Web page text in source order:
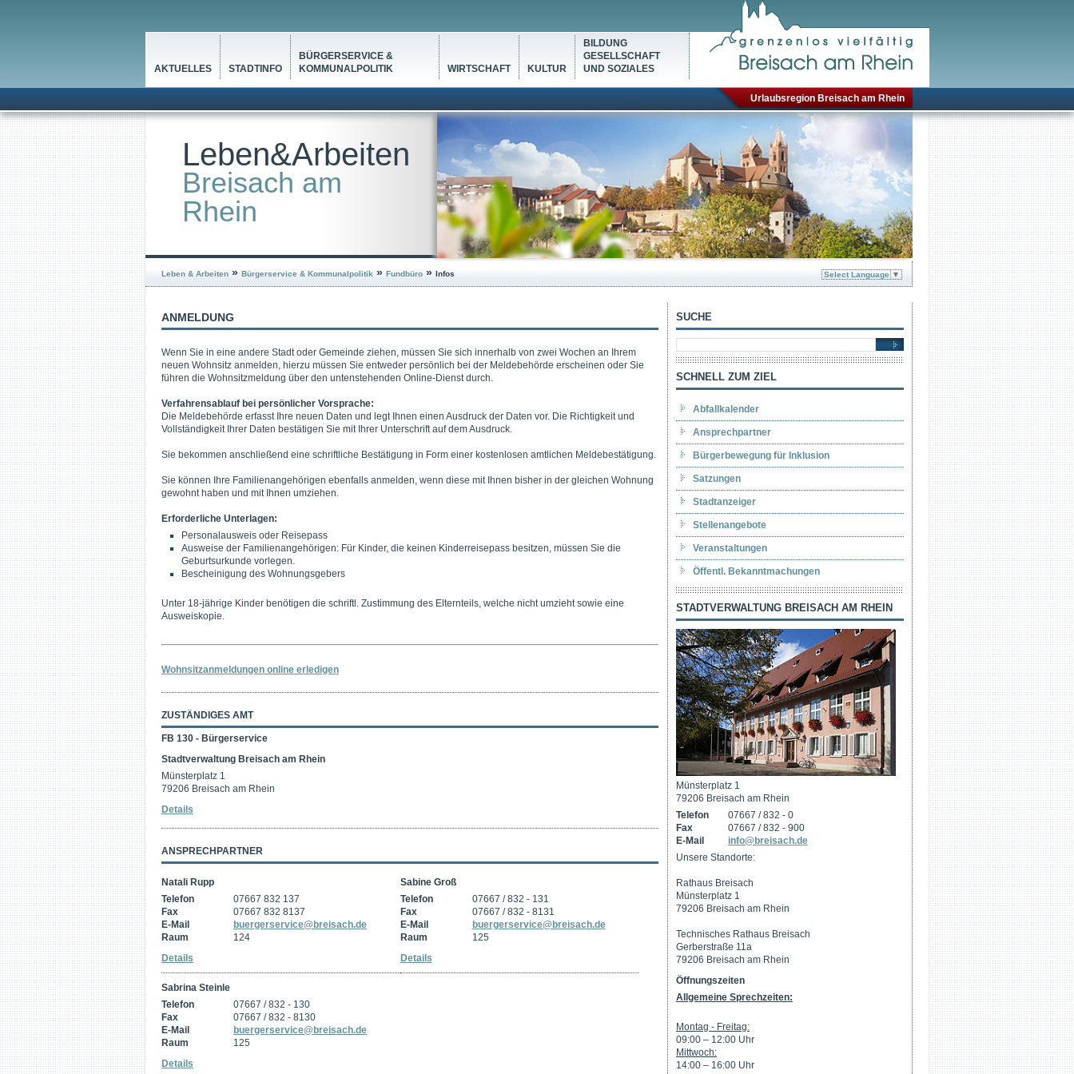
AKTUELLES STADTINFO
BÜRGERSERVICE &
KOMMUNALPOLITIK
WIRTSCHAFT KULTUR
BILDUNG
GESELLSCHAFT
UND SOZIALES
Urlaubsregion Breisach am Rhein
Leben&Arbeiten
Breisach am
Rhein
Leben & Arbeiten » Bürgerservice & Kommunalpolitik » Fundbüro » Infos Select Language ▼
ANMELDUNG
Wenn Sie in eine andere Stadt oder Gemeinde ziehen, müssen Sie sich innerhalb von zwei Wochen an Ihrem
neuen Wohnsitz anmelden, hierzu müssen Sie entweder persönlich bei der Meldebehörde erscheinen oder Sie
führen die Wohnsitzmeldung über den untenstehenden Online-Dienst durch.
Verfahrensablauf bei persönlicher Vorsprache:
Die Meldebehörde erfasst Ihre neuen Daten und legt Ihnen einen Ausdruck der Daten vor. Die Richtigkeit und
Vollständigkeit Ihrer Daten bestätigen Sie mit Ihrer Unterschrift auf dem Ausdruck.
Sie bekommen anschließend eine schriftliche Bestätigung in Form einer kostenlosen amtlichen Meldebestätigung.
Sie können Ihre Familienangehörigen ebenfalls anmelden, wenn diese mit Ihnen bisher in der gleichen Wohnung
gewohnt haben und mit Ihnen umziehen.
Erforderliche Unterlagen:
Personalausweis oder Reisepass
Ausweise der Familienangehörigen: Für Kinder, die keinen Kinderreisepass besitzen, müssen Sie die
Geburtsurkunde vorlegen.
Bescheinigung des Wohnungsgebers
Unter 18-jährige Kinder benötigen die schriftl. Zustimmung des Elternteils, welche nicht umzieht sowie eine
Ausweiskopie.
Wohnsitzanmeldungen online erledigen
ZUSTÄNDIGES AMT
FB 130 - Bürgerservice
Stadtverwaltung Breisach am Rhein
Münsterplatz 1
79206 Breisach am Rhein
Details
ANSPRECHPARTNER
Natali Rupp
Telefon
07667 832 137
Fax
07667 832 8137
E-Mail
buergerservice@breisach.de
Raum
124
Details
Sabine Groß
Telefon
07667 / 832 - 131
Fax
07667 / 832 - 8131
E-Mail
buergerservice@breisach.de
Raum
125
Details
Sabrina Steinle
Telefon
07667 / 832 - 130
Fax
07667 / 832 - 8130
E-Mail
buergerservice@breisach.de
Raum
125
Details
SUCHE
SCHNELL ZUM ZIEL
Abfallkalender
Ansprechpartner
Bürgerbewegung für Inklusion
Satzungen
Stadtanzeiger
Stellenangebote
Veranstaltungen
Öffentl. Bekanntmachungen
STADTVERWALTUNG BREISACH AM RHEIN
Münsterplatz 1
79206 Breisach am Rhein
Telefon
07667 / 832 - 0
Fax
07667 / 832 - 900
E-Mail
info@breisach.de
Unsere Standorte:
Rathaus Breisach
Münsterplatz 1
79206 Breisach am Rhein
Technisches Rathaus Breisach
Gerberstraße 11a
79206 Breisach am Rhein
Öffnungszeiten
Allgemeine Sprechzeiten:
Montag - Freitag:
09:00 – 12:00 Uhr
Mittwoch:
14:00 – 16:00 Uhr